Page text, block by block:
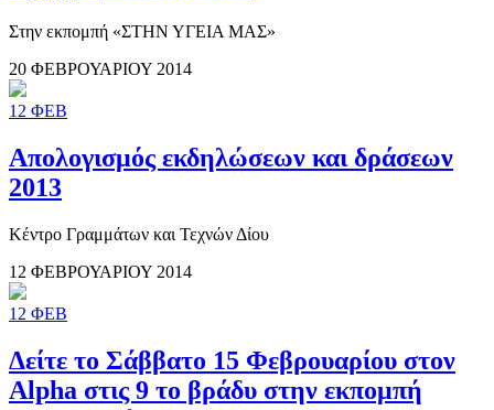
Στην εκπομπή «ΣΤΗΝ ΥΓΕΙΑ ΜΑΣ»
20 ΦΕΒΡΟΥΑΡΙΟΥ 2014
12 ΦΕΒ
Απολογισμός εκδηλώσεων και δράσεων
2013
Κέντρο Γραμμάτων και Τεχνών Δίου
12 ΦΕΒΡΟΥΑΡΙΟΥ 2014
12 ΦΕΒ
Δείτε το Σάββατο 15 Φεβρουαρίου στον
Alpha στις 9 το βράδυ στην εκπομπή